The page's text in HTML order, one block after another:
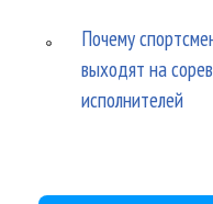
Почему
выходят на
исполнителей